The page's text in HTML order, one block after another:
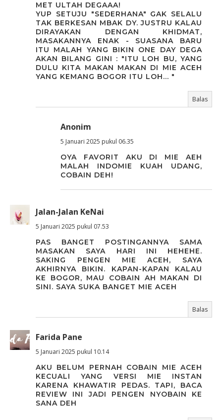
MET ULTAH DEGAAA!
YUP SETUJU "SEDERHANA" GAK SELALU
TAK BERKESAN MBAK DY. JUSTRU KALAU
DIRAYAKAN DENGAN KHIDMAT,
MASAKANNYA ENAK - SUASANA BARU
ITU MALAH YANG BIKIN ONE DAY DEGA
AKAN BILANG GINI : "ITU LOH BU, YANG
DULU KITA MAKAN MAKAN DI MIE ACEH
YANG KEMANG BOGOR ITU LOH... "
Balas
Anonim
5 Januari 2025 pukul 06.35
OYA FAVORIT AKU DI MIE AEH
MALAH INDOMIE KUAH UDANG,
COBAIN DEH!
Jalan-Jalan KeNai
5 Januari 2025 pukul 07.53
PAS BANGET POSTINGANNYA SAMA
MASAKAN SAYA HARI INI HEHEHE.
SAKING PENGEN MIE ACEH, SAYA
AKHIRNYA BIKIN. KAPAN-KAPAN KALAU
KE BOGOR, MAU COBAIN AH MAKAN DI
SINI. SAYA SUKA BANGET MIE ACEH
Balas
Farida Pane
5 Januari 2025 pukul 10.14
AKU BELUM PERNAH COBAIN MIE ACEH
KECUALI YANG VERSI MIE INSTAN
KARENA KHAWATIR PEDAS. TAPI, BACA
REVIEW INI JADI PENGEN NYOBAIN KE
SANA DEH